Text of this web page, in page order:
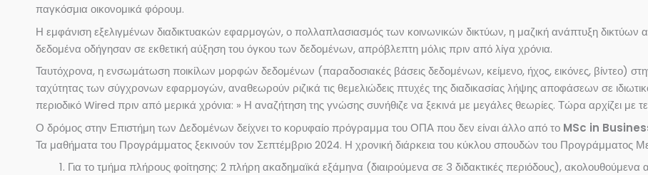
παγκόσμια οικονομικά φόρουμ.
Η εμφάνιση εξελιγμένων διαδικτυακών εφαρμογών, ο πολλαπλασιασμός των κοινωνικών δικτύων, η μαζική ανάπτυξη
δεδομένα οδήγησαν σε εκθετική αύξηση του όγκου των δεδομένων, απρόβλεπτη μόλις πριν από λίγα χρόνια.
Ταυτόχρονα, η ενσωμάτωση ποικίλων μορφών δεδομένων (παραδοσιακές βάσεις δεδομένων, κείμενο, ήχος, εικόνες, βίντεο)
ταχύτητας των σύγχρονων εφαρμογών, αναθεωρούν ριζικά τις θεμελιώδεις πτυχές της διαδικασίας λήψης αποφάσεων σε
περιοδικό Wired πριν από μερικά χρόνια: » Η αναζήτηση της γνώσης συνήθιζε να ξεκινά με μεγάλες θεωρίες. Τώρα αρχίζει με
Ο δρόμος στην Επιστήμη των Δεδομένων δείχνει το κορυφαίο πρόγραμμα του ΟΠΑ που δεν είναι άλλο από το MSc in
Τα μαθήματα του Προγράμματος ξεκινούν τον Σεπτέμβριο 2024. Η χρονική διάρκεια του κύκλου σπουδών του Προγράμματος
Για το τμήμα πλήρους φοίτησης: 2 πλήρη ακαδημαϊκά εξάμηνα (διαιρούμενα σε 3 διδακτικές περιόδους),